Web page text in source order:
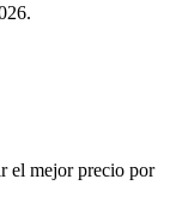
.
el mejor precio por